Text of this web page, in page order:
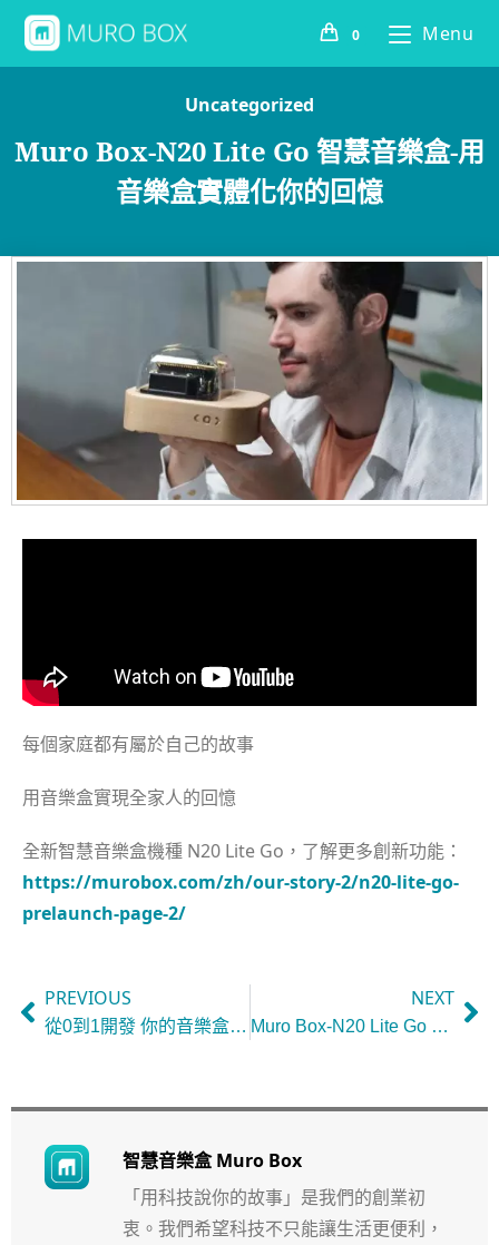
0 Menu
Uncategorized
Muro Box-N20 Lite Go 智慧音樂盒-用
音樂盒實體化你的回憶
每個家庭都有屬於自己的故事
用音樂盒實現全家人的回憶
全新智慧音樂盒機種 N20 Lite Go， 了解更多創新功能：
https://murobox.com/zh/our-story-2/n20-lite-go-
prelaunch-page-2/
PREVIOUS
從0到1開發 你的音樂盒機芯
NEXT
Muro Box-N20 Lite Go 音樂盒木盒與共鳴箱設計歷程
智慧音樂盒 Muro Box
「用科技說你的故事」是我們的創業初
衷。我們希望科技不只能讓生活更便利，